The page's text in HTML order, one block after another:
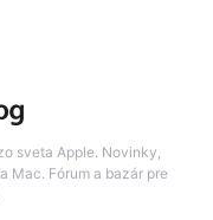
sveta Apple. Novinky,
Mac. Fórum a bazár pre